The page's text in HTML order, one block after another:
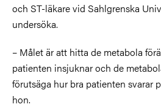
och ST-läkare vid Sahlgrenska
undersöka.
– Målet är att hitta de metabola
patienten insjuknar och de
förutsäga hur bra patienten svarar
hon.